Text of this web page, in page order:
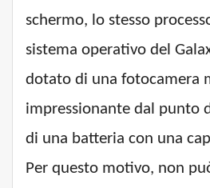
schermo, lo stesso
sistema operativo del
dotato di una fotocamera
impressionante dal punto
di una batteria con una
Per questo motivo, non